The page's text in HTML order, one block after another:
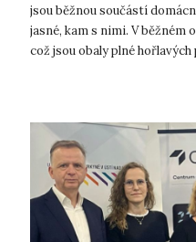
jsou běžnou součástí
jasné, kam s nimi. V běžném
což jsou obaly plné